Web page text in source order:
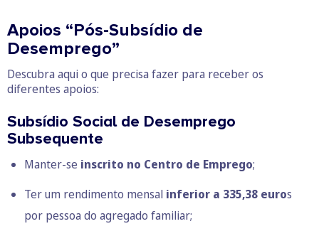
Apoios “Pós-Subsídio de
Desemprego”
Descubra aqui o que precisa fazer para receber os
diferentes apoios:
Subsídio Social de Desemprego
Subsequente
Manter-se inscrito no Centro de Emprego;
Ter um rendimento mensal inferior a 335,38 euros
por pessoa do agregado familiar;